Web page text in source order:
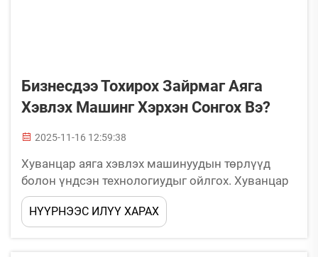
Бизнесдээ Тохирох Зайрмаг Аяга
Хэвлэх Машинг Хэрхэн Сонгох Вэ?
2025-11-16 12:59:38
Хуванцар аяга хэвлэх машинуудын төрлүүд
болон үндсэн технологиудыг ойлгох. Хуванцар
аяга хэвлэх машинуудын зах зээл нь
автомжуулалтын түвшин, ашиглаж буй хэвлэх
технологийн төрөл, бүтээгдэхүүнд эзлэх
НҮҮРНЭЭС ИЛҮҮ ХАРАХ